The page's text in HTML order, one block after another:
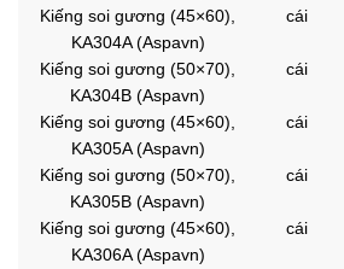
Kiếng soi gương (45×60),
KA304A (Aspavn)
cái
Kiếng soi gương (50×70),
KA304B (Aspavn)
cái
Kiếng soi gương (45×60),
KA305A (Aspavn)
cái
Kiếng soi gương (50×70),
KA305B (Aspavn)
cái
Kiếng soi gương (45×60),
KA306A (Aspavn)
cái